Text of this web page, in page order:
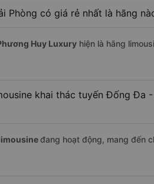
Phòng có giá rẻ nhất là hãng
Huy Luxury hiện là hãng
khai thác tuyến Đống Đa
đang hoạt động, mang đến